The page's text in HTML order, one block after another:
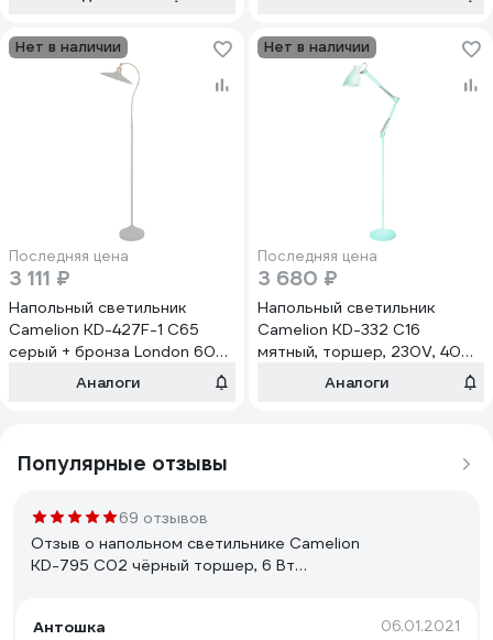
Нет в наличии
Последняя цена
3 111 ₽
Напольный светильник
Camelion KD-427F-1 С65
серый + бронза London 60Вт
металл 13036Аналоги
Нет в наличии
Последняя цена
3 680 ₽
Напольный светильник
Camelion KD-332 C16
мятный, торшер, 230V, 40W,
E27 13883Аналоги
Популярные отзывы
69 отзывов
Отзыв о напольном светильнике Camelion
KD-795 C02 чёрный торшер, 6 Вт
Антошка
06.01.2021